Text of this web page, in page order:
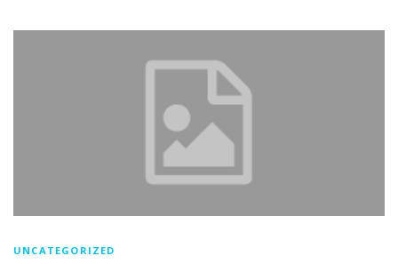
UNCATEGORIZED